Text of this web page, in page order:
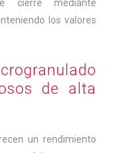
cierre mediante
los valores
de alta
un rendimiento